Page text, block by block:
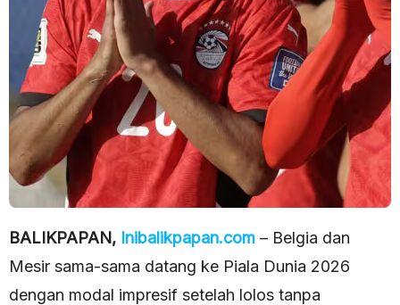
BALIKPAPAN, Inibalikpapan.com – Belgia dan
Mesir sama-sama datang ke Piala Dunia 2026
dengan modal impresif setelah lolos tanpa